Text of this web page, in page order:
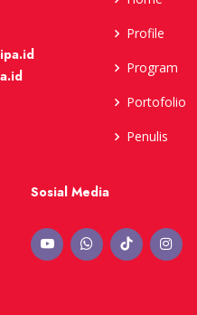
Profile
Program
Portofolio
Penulis
Sosial Media